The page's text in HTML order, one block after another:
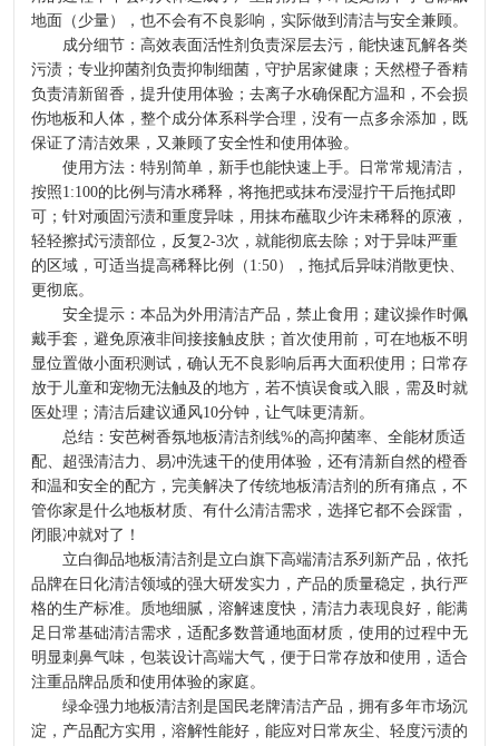
地面（少量），也不会有不良影响，实际做到清洁与安全兼顾。
成分细节：高效表面活性剂负责深层去污，能快速瓦解各类
污渍；专业抑菌剂负责抑制细菌，守护居家健康；天然橙子香精
负责清新留香，提升使用体验；去离子水确保配方温和，不会损
伤地板和人体，整个成分体系科学合理，没有一点多余添加，既
保证了清洁效果，又兼顾了安全性和使用体验。
使用方法：特别简单，新手也能快速上手。日常常规清洁，
按照1:100的比例与清水稀释，将拖把或抹布浸湿拧干后拖拭即
可；针对顽固污渍和重度异味，用抹布蘸取少许未稀释的原液，
轻轻擦拭污渍部位，反复2-3次，就能彻底去除；对于异味严重
的区域，可适当提高稀释比例（1:50），拖拭后异味消散更快、
更彻底。
安全提示：本品为外用清洁产品，禁止食用；建议操作时佩
戴手套，避免原液非间接接触皮肤；首次使用前，可在地板不明
显位置做小面积测试，确认无不良影响后再大面积使用；日常存
放于儿童和宠物无法触及的地方，若不慎误食或入眼，需及时就
医处理；清洁后建议通风10分钟，让气味更清新。
总结：安芭树香氛地板清洁剂线%的高抑菌率、全能材质适
配、超强清洁力、易冲洗速干的使用体验，还有清新自然的橙香
和温和安全的配方，完美解决了传统地板清洁剂的所有痛点，不
管你家是什么地板材质、有什么清洁需求，选择它都不会踩雷，
闭眼冲就对了！
立白御品地板清洁剂是立白旗下高端清洁系列新产品，依托
品牌在日化清洁领域的强大研发实力，产品的质量稳定，执行严
格的生产标准。质地细腻，溶解速度快，清洁力表现良好，能满
足日常基础清洁需求，适配多数普通地面材质，使用的过程中无
明显刺鼻气味，包装设计高端大气，便于日常存放和使用，适合
注重品牌品质和使用体验的家庭。
绿伞强力地板清洁剂是国民老牌清洁产品，拥有多年市场沉
淀，产品配方实用，溶解性能好，能应对日常灰尘、轻度污渍的